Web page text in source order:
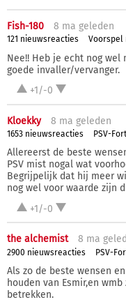
Fish-180 8 ma geleden
121 nieuwsreacties Voorspel
Nee!! Heb je echt nog
goede invaller/vervanger.
+1/-0
Kloekky 8 ma geleden
1653 nieuwsreacties PSV-
Allereerst de beste
PSV mist nogal wat
Begrijpelijk dat hij meer
nog wel voor waarde zijn
+1/-0
the alchemist 8 ma
2900 nieuwsreacties PSV-
Als zo de beste wensen
houden van Esmir,en
betrekken.